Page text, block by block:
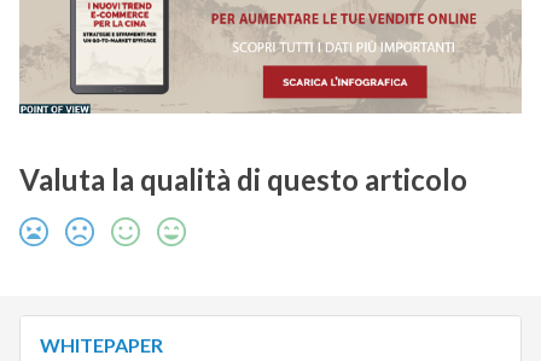
Valuta la qualità di questo articolo
WHITEPAPER